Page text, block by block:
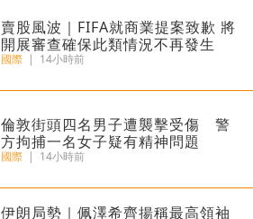
​賣股風波｜FIFA就商業提案致歉 將
開展審查確保此類情況不再發生
國際 | 14小時前
倫敦街頭四名男子遭襲擊受傷 警
方拘捕一名女子疑有精神問題
國際 | 14小時前
​伊朗局勢｜佩澤希齊揚稱最高領袖